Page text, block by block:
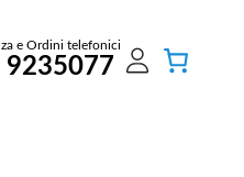
e Ordini telefonici
9235077